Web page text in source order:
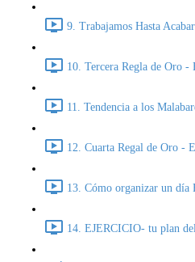
9. Trabajamos Hasta
10. Tercera Regla de Oro -
11. Tendencia a los
12. Cuarta Regal de Oro -
13. Cómo organizar un día
14. EJERCICIO- tu plan